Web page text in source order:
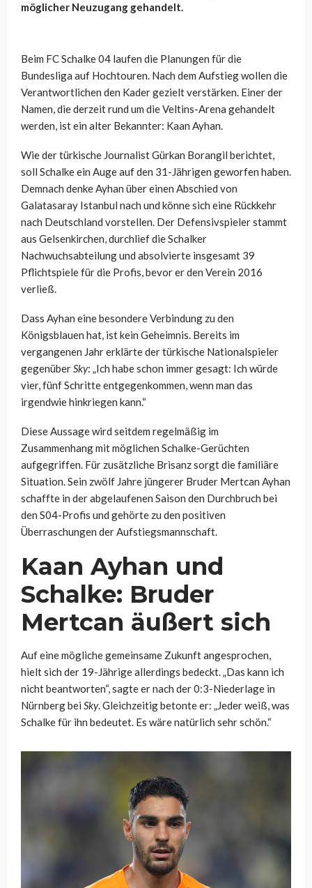
möglicher Neuzugang gehandelt.
Beim FC Schalke 04 laufen die Planungen für die
Bundesliga auf Hochtouren. Nach dem Aufstieg wollen die
Verantwortlichen den Kader gezielt verstärken. Einer der
Namen, die derzeit rund um die Veltins-Arena gehandelt
werden, ist ein alter Bekannter: Kaan Ayhan.
Wie der türkische Journalist Gürkan Borangil berichtet,
soll Schalke ein Auge auf den 31-Jährigen geworfen haben.
Demnach denke Ayhan über einen Abschied von
Galatasaray Istanbul nach und könne sich eine Rückkehr
nach Deutschland vorstellen. Der Defensivspieler stammt
aus Gelsenkirchen, durchlief die Schalker
Nachwuchsabteilung und absolvierte insgesamt 39
Pflichtspiele für die Profis, bevor er den Verein 2016
verließ.
Dass Ayhan eine besondere Verbindung zu den
Königsblauen hat, ist kein Geheimnis. Bereits im
vergangenen Jahr erklärte der türkische Nationalspieler
gegenüberSky: „Ich habe schon immer gesagt: Ich würde
vier, fünf Schritte entgegenkommen, wenn man das
irgendwie hinkriegen kann.“
Diese Aussage wird seitdem regelmäßig im
Zusammenhang mit möglichen Schalke-Gerüchten
aufgegriffen. Für zusätzliche Brisanz sorgt die familiäre
Situation. Sein zwölf Jahre jüngerer Bruder Mertcan Ayhan
schaffte in der abgelaufenen Saison den Durchbruch bei
den S04-Profis und gehörte zu den positiven
Überraschungen der Aufstiegsmannschaft.
Kaan Ayhan und
Schalke: Bruder
Mertcan äußert sich
Auf eine mögliche gemeinsame Zukunft angesprochen,
hielt sich der 19-Jährige allerdings bedeckt. „Das kann ich
nicht beantworten“, sagte er nach der 0:3-Niederlage in
Nürnberg bei Sky. Gleichzeitig betonte er: „Jeder weiß, was
Schalke für ihn bedeutet. Es wäre natürlich sehr schön.“